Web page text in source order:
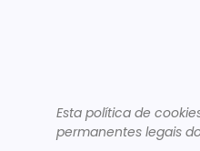
Esta política de
permanentes legais